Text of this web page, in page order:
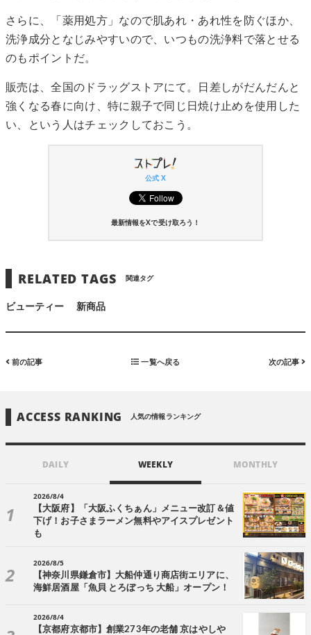
さらに、「薬用処方」なので肌あれ・あれ性を防ぐほか、
洗浄成分となじみやすいので、いつもの洗浄料で落とせる
のもポイントだ。
販売は、全国のドラッグストアにて。日差しがだんだんと
強くなる春に向け、特に親子で同じ日焼け止めを使用した
い、という人はチェックしておこう。
公式 X
最新情報をXで受け取ろう！
RELATED TAGS 関連タグ
ビューティー 新商品
前の記事 一覧へ戻る 次の記事
ACCESS RANKING 人気の情報ランキング
DAILY WEEKLY MONTHLY
2026/8/4
【大阪府】「大阪ふくちぁん」メニュー改訂＆値
下げ！お子さまラーメン無料やアイスプレゼント
も
2026/8/5
【神奈川県鎌倉市】大船仲通り商店街エリアに、
海鮮居酒屋「魚貝 とろぼっち 大船」オープン！
2026/8/4
【京都府京都市】創業273年の老舗 京はやしや